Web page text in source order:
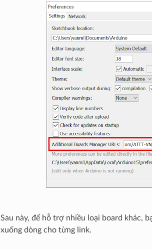
Sau này, để hỗ trợ nhiều loại board khác,
xuống dòng cho từng link.